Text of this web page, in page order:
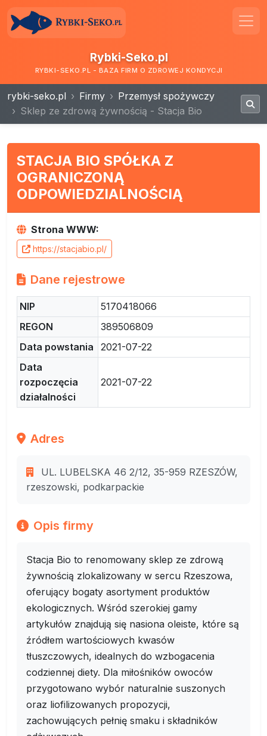
Rybki-Seko.pl
RYBKI-SEKO.PL - BAZA FIRM O ZDROWEJ KONDYCJI
rybki-seko.pl Firmy
Przemysł spożywczy
Sklep ze zdrową żywnością - Stacja Bio
STACJA BIO SPÓŁKA Z
OGRANICZONĄ
ODPOWIEDZIALNOŚCIĄ
Strona WWW:
https://stacjabio.pl/
Dane rejestrowe
NIP
5170418066
REGON
389506809
Data powstania
2021-07-22
Data
rozpoczęcia
działalności
2021-07-22
Adres
UL. LUBELSKA 46 2/12, 35-959 RZESZÓW,
rzeszowski, podkarpackie
Opis firmy
Stacja Bio to renomowany sklep ze zdrową
żywnością zlokalizowany w sercu Rzeszowa,
oferujący bogaty asortyment produktów
ekologicznych. Wśród szerokiej gamy
artykułów znajdują się nasiona oleiste, które są
źródłem wartościowych kwasów
tłuszczowych, idealnych do wzbogacenia
codziennej diety. Dla miłośników owoców
przygotowano wybór naturalnie suszonych
oraz liofilizowanych propozycji,
zachowujących pełnię smaku i składników